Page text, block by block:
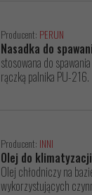
Producent: PERUN
Nasadka do
stosowana do
rączką palnika PU-216.
Producent: INNI
Olej do
Olej chłodniczy na
wykorzystujących